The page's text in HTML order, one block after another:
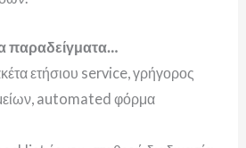
παραδείγματα…
ετήσιου service, γρήγορος
automated φόρμα